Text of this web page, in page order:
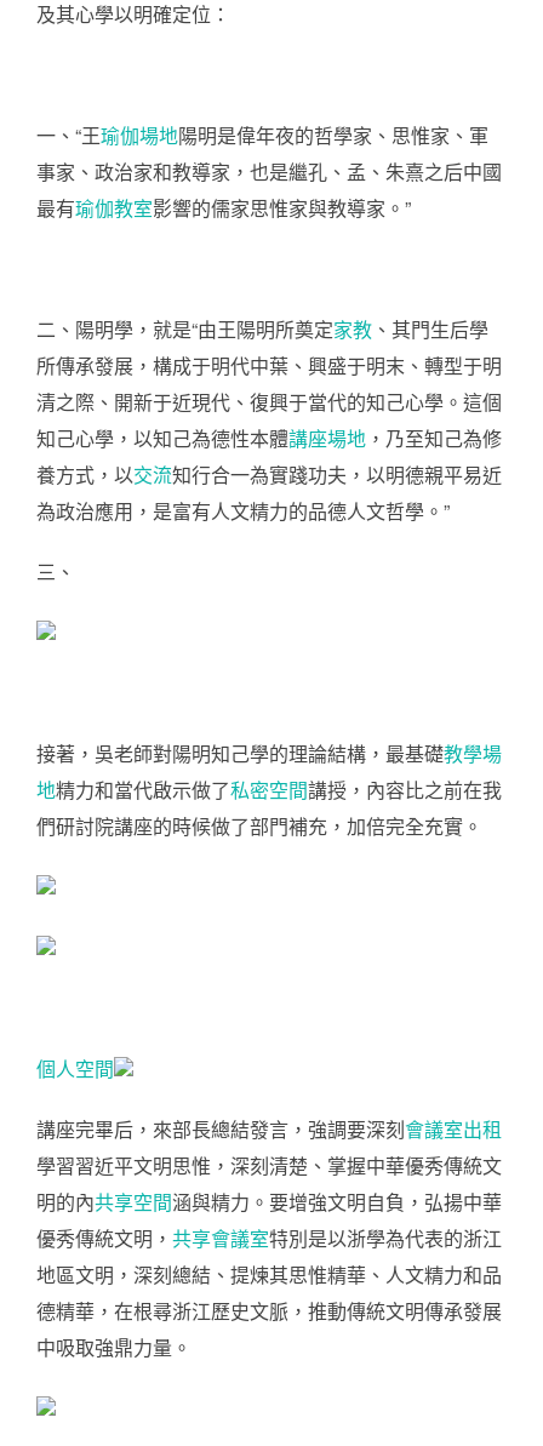
及其心學以明確定位：
一、“王瑜伽場地陽明是偉年夜的哲學家、思惟家、軍
事家、政治家和教導家，也是繼孔、孟、朱熹之后中國
最有瑜伽教室影響的儒家思惟家與教導家。”
二、陽明學，就是“由王陽明所奠定家教 、其門生后學
所傳承發展，構成于明代中葉、興盛于明末、轉型于明
清之際、開新于近現代、復興于當代的知己心學。這個
知己心學，以知己為德性本體講座場地 ，乃至知己為修
養方式，以交流知行合一為實踐功夫，以明德親平易近
為政治應用，是富有人文精力的品德人文哲學。”
三、
接著，吳老師對陽明知己學的理論結構，最基礎教學場
地精力和當代啟示做了私密空間講授，內容比之前在我
們研討院講座的時候做了部門補充，加倍完全充實。
個人空間
講座完畢后，來部長總結發言，強調要深刻會議室出租
學習習近平文明思惟，深刻清楚、掌握中華優秀傳統文
明的內共享空間涵與精力。要增強文明自負，弘揚中華
優秀傳統文明， 共享會議室特別是以浙學為代表的浙江
地區文明，深刻總結、提煉其思惟精華、人文精力和品
德精華，在根尋浙江歷史文脈，推動傳統文明傳承發展
中吸取強鼎力量。